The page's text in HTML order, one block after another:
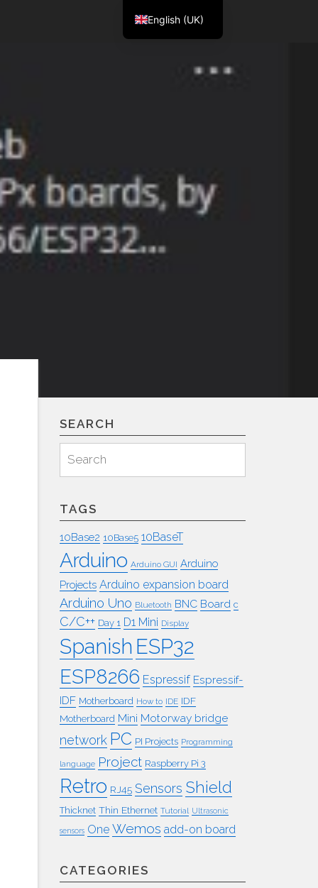
SEARCH
for:
Search
TAGS
10Base2 10Base5 10BaseT
Arduino Arduino GUI Arduino
Projects Arduino expansion board
Arduino Uno Bluetooth BNC Board c
C/C++ Day 1 D1 Mini Display
Spanish ESP32
ESP8266 Espressif Espressif-
IDF Motherboard How to IDE IDF
Motherboard Mini Motorway bridge
network PC PI Projects Programming
language Project Raspberry Pi 3
Retro RJ45 Sensors Shield
Thicknet Thin Ethernet Tutorial Ultrasonic
sensors One Wemos add-on board
CATEGORIES
English (UK)
Deutsch